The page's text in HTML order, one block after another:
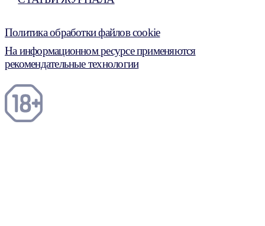
Политика обработки файлов cookie
На информационном ресурсе применяются
рекомендательные технологии